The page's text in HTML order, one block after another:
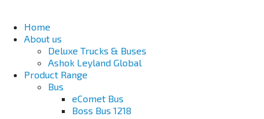
Home
About us
Deluxe Trucks & Buses
Ashok Leyland Global
Product Range
Bus
eComet Bus
Boss Bus 1218